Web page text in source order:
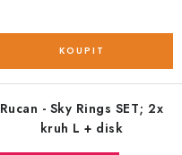
Rucan - Sky Rings SET; 2x
kruh L + disk